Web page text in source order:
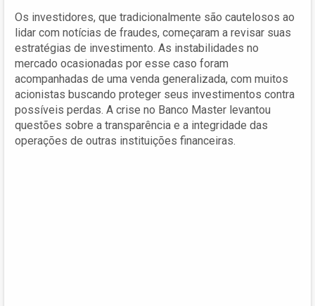
Os investidores, que tradicionalmente são cautelosos ao
lidar com notícias de fraudes, começaram a revisar suas
estratégias de investimento. As instabilidades no
mercado ocasionadas por esse caso foram
acompanhadas de uma venda generalizada, com muitos
acionistas buscando proteger seus investimentos contra
possíveis perdas. A crise no Banco Master levantou
questões sobre a transparência e a integridade das
operações de outras instituições financeiras.